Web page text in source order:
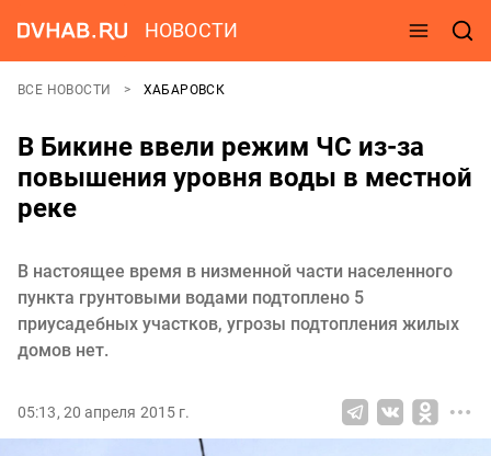
НОВОСТИ
ВСЕ НОВОСТИ ХАБАРОВСК
В Бикине ввели режим ЧС из-за
повышения уровня воды в местной
реке
В настоящее время в низменной части населенного
пункта грунтовыми водами подтоплено 5
приусадебных участков, угрозы подтопления жилых
домов нет.
05:13, 20 апреля 2015 г.